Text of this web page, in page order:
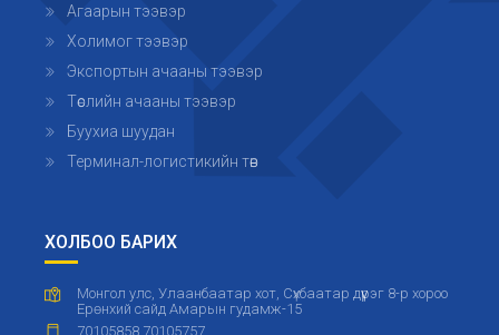
Агаарын тээвэр
Холимог тээвэр
Экспортын ачааны тээвэр
Төслийн ачааны тээвэр
Буухиа шуудан
Терминал-логистикийн төв
ХОЛБОО БАРИХ
Монгол улс, Улаанбаатар хот, Сүхбаатар дүүрэг 8-р хороо
Ерөнхий сайд Амарын гудамж-15
70105858 70105757